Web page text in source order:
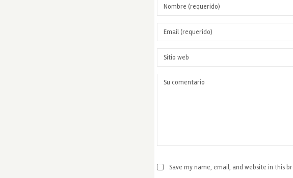
Save my name, email, and website in this